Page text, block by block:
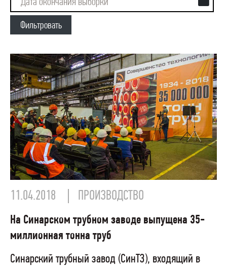
Фильтровать
11.04.2018 ПРОИЗВОДСТВО
На Синарском трубном заводе выпущена 35-
миллионная тонна труб
Синарский трубный завод (СинТЗ), входящий в